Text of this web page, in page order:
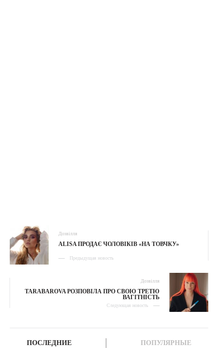
Дозвілля
ALISA ПРОДАЄ ЧОЛОВІКІВ «НА ТОВЧКУ»
Предыдущая новость
Дозвілля
TARABAROVA РОЗПОВІЛА ПРО СВОЮ ТРЕТЮ
ВАГІТНІСТЬ
Следующая новость
ПОСЛЕДНИЕ ПОПУЛЯРНЫЕ